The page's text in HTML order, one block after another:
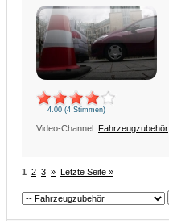
4.00 (4 Stimmen)
Video-Channel: Fahrzeugzubehör
1 2 3 » Letzte Seite »